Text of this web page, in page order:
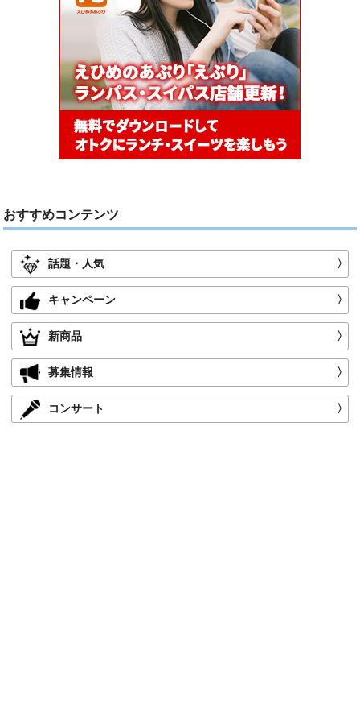
おすすめコンテンツ
話題・人気 〉
キャンペーン 〉
新商品 〉
募集情報 〉
コンサート 〉